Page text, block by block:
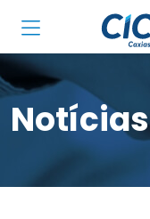
Institucional
Associadas
Soluções
Notícias